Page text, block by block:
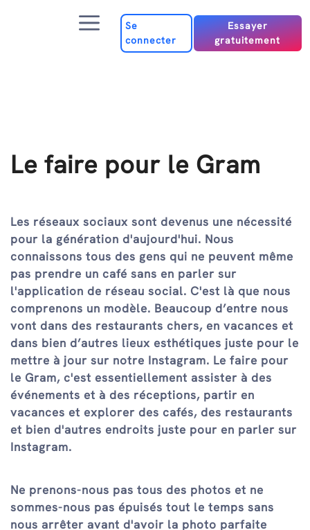
Menu
Se
connecter
Essayer
gratuitement
Le faire pour le Gram
Les réseaux sociaux sont devenus une nécessité
pour la génération d'aujourd'hui. Nous
connaissons tous des gens qui ne peuvent même
pas prendre un café sans en parler sur
l'application de réseau social. C'est là que nous
comprenons un modèle. Beaucoup d’entre nous
vont dans des restaurants chers, en vacances et
dans bien d’autres lieux esthétiques juste pour le
mettre à jour sur notre Instagram. Le faire pour
le Gram, c'est essentiellement assister à des
événements et à des réceptions, partir en
vacances et explorer des cafés, des restaurants
et bien d'autres endroits juste pour en parler sur
Instagram.
Ne prenons-nous pas tous des photos et ne
sommes-nous pas épuisés tout le temps sans
nous arrêter avant d'avoir la photo parfaite